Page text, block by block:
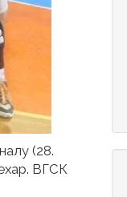
(28.
ВГСК